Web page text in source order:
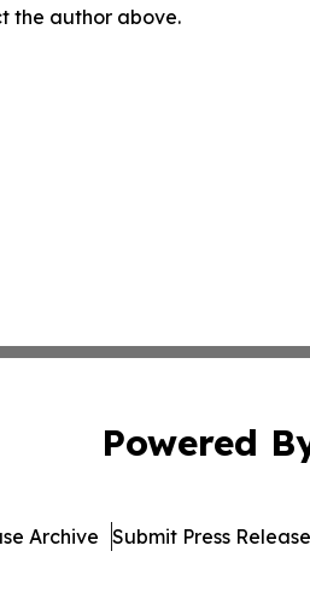
the author above.
Powered
Archive Submit Press Release